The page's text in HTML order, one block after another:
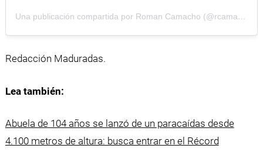
Una publicación compartida por Roman Camacho (@rcamachovzla)
Redacción Maduradas.
Lea también:
Abuela de 104 años se lanzó de un paracaídas desde
4.100 metros de altura: busca entrar en el Récord